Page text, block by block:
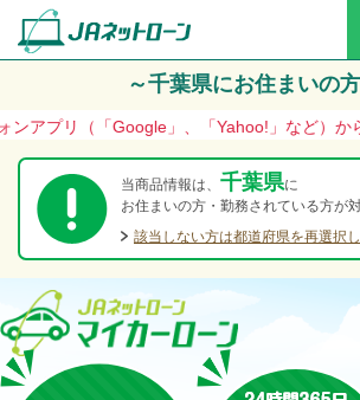
～千葉県にお住まいの
（「Google」、「Yahoo!」など）から
当商品情報は、 千葉県に
お住まいの方・勤務されている方が対
該当しない方は都道府県を再選択